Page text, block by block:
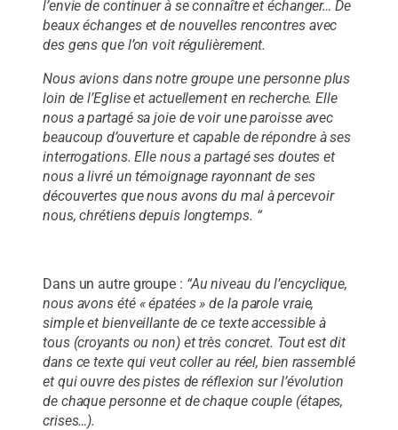
l’envie de continuer à se connaître et échanger… De
beaux échanges et de nouvelles rencontres avec
des gens que l’on voit régulièrement.
Nous avions dans notre groupe une personne plus
loin de l’Eglise et actuellement en recherche. Elle
nous a partagé sa joie de voir une paroisse avec
beaucoup d’ouverture et capable de répondre à ses
interrogations. Elle nous a partagé ses doutes et
nous a livré un témoignage rayonnant de ses
découvertes que nous avons du mal à percevoir
nous, chrétiens depuis longtemps. “
Dans un autre groupe : “Au niveau du l’encyclique,
nous avons été « épatées » de la parole vraie,
simple et bienveillante de ce texte accessible à
tous (croyants ou non) et très concret. Tout est dit
dans ce texte qui veut coller au réel, bien rassemblé
et qui ouvre des pistes de réflexion sur l’évolution
de chaque personne et de chaque couple (étapes,
crises…).